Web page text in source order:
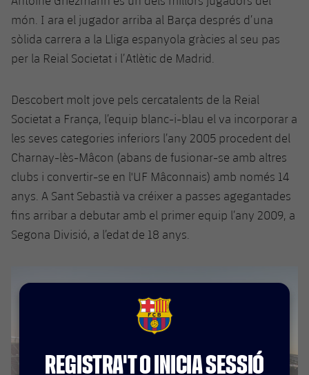
Resultats
Classificació
Fotos
Història
Palmarès
Resultats
Jugadors
Barça C
Junior
Infantil
Aleví
PLUSICON
MÉS
Informació general
plusicon
més
plusicon
més
Actualitat
Masculí
Femení
Agenda
Bàsquet en cadira de rodes
plusicon
més
Actualitat
Jugadors
Calendari
Hockey gel
plusicon
més
Actualitat
Jugadors
plusicon
més
Notícies
Hockey Herba Femení
Patinatge artístic
Actualitat
Escola de Patinatge
Actualitat
Voleibol
plusicon
més
món. I ara el jugador arriba al Barça després d’una
sòlida carrera a la Lliga espanyola gràcies al seu pas
per la Reial Societat i l’Atlètic de Madrid.
Descobert molt jove pels cercatalents de la Reial
Societat a França, l’equip blanc-i-blau el va incorporar a
les seves categories inferiors l’any 2005 procedent del
Charnay-lès-Mâcon (abans de fusionar-se amb altres
clubs i convertir-se en l'UF Mâconnais) amb només 14
anys. A Sant Sebastià va créixer a passes agegantades
fins arribar a debutar amb el primer equip l’any 2009, a
Segona Divisió, a l’edat de 18 anys.
FCB Barcelona badge
REGISTRA'T O INICIA SESSIÓ